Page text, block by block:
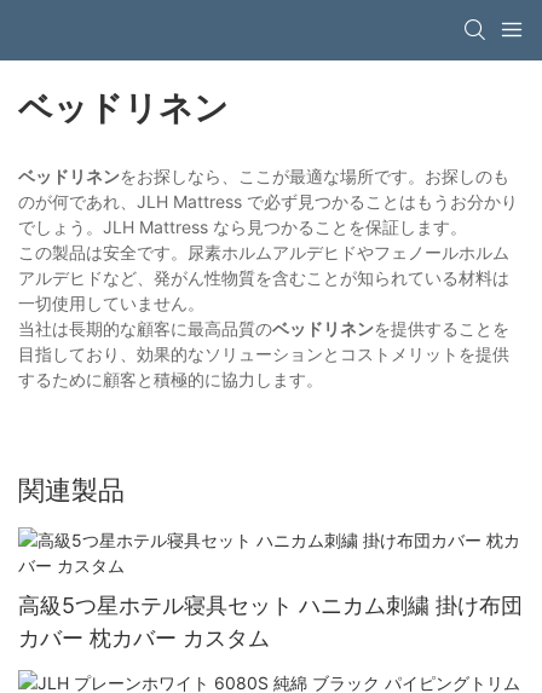
ベッドリネン
ベッドリネンをお探しなら、ここが最適な場所です。お探しのも
のが何であれ、JLH Mattress で必ず見つかることはもうお分かり
でしょう。JLH Mattress なら見つかることを保証します。
この製品は安全です。尿素ホルムアルデヒドやフェノールホルム
アルデヒドなど、発がん性物質を含むことが知られている材料は
一切使用していません。
当社は長期的な顧客に最高品質のベッドリネンを提供することを
目指しており、効果的なソリューションとコストメリットを提供
するために顧客と積極的に協力します。
関連製品
高級5つ星ホテル寝具セット ハニカム刺繍 掛け布団
カバー 枕カバー カスタム